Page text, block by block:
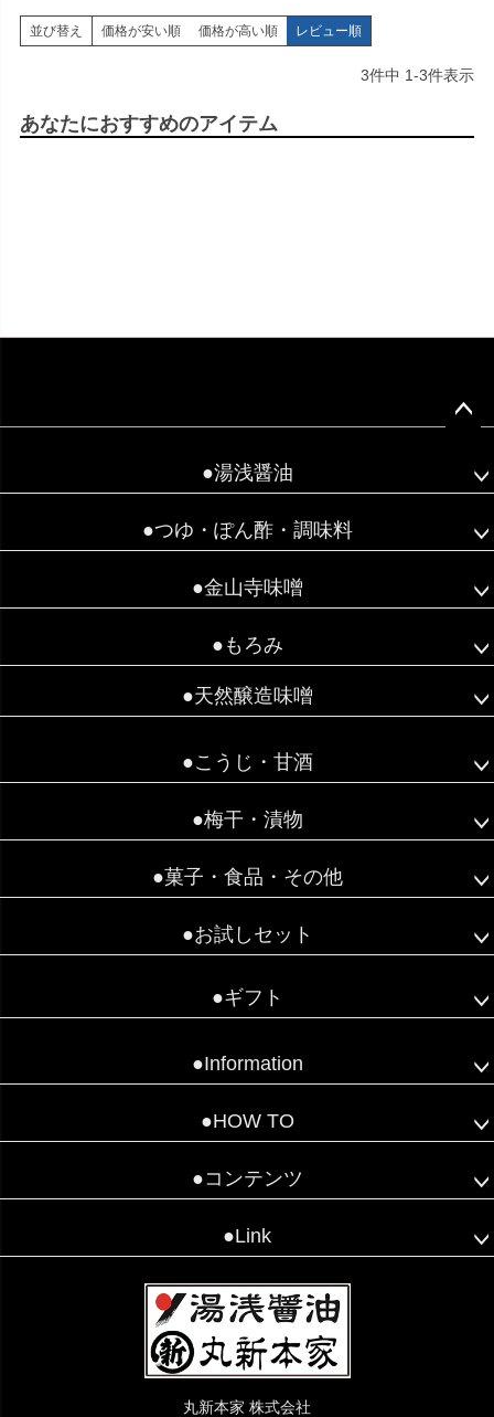
並び替え 価格が安い順 価格が高い順 レビュー順
3件中 1-3件表示
あなたにおすすめのアイテム
●湯浅醤油
●つゆ・ぽん酢・調味料
●金山寺味噌
●もろみ
●天然醸造味噌
●こうじ・甘酒
●梅干・漬物
●菓子・食品・その他
●お試しセット
●ギフト
●Information
●HOW TO
●コンテンツ
●Link
丸新本家 株式会社